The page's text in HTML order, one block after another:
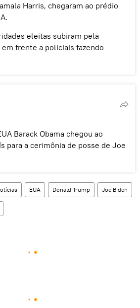
Harris, chegaram ao prédio
eleitas subiram pela
frente a policiais fazendo
Barack Obama chegou ao
para a cerimônia de posse de Joe
EUA Donald Trump Joe Biden